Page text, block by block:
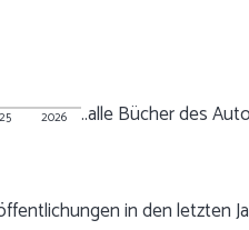
2026 ..alle Bücher des
in den letzten